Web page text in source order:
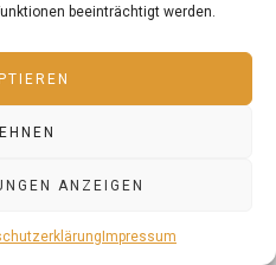
beeinträchtigt werden.
ANZEIGEN
Impressum
Interessen speichern bevor
gegebene Einwilligung
dieser Daten wird
ist jederzeit